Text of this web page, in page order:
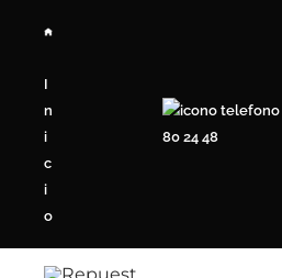
I
n
i
c
i
o
80 24 48